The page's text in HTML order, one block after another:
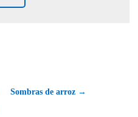
Sombras de arroz →